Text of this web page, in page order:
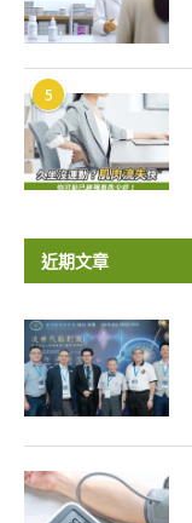
5
近期文章